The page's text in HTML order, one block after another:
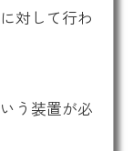
対して行わ
う装置が必